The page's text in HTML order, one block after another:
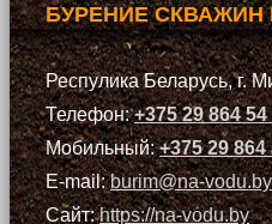
БУРЕНИЕ СКВАЖИН
Респулика Беларусь, г.
Телефон:+375 29 864 54
Мобильный:+375 29 864
E-mail:burim@na-vodu.by
Сайт:https://na-vodu.by